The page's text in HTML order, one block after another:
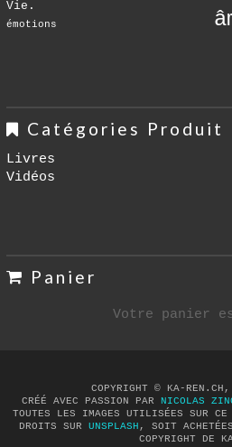
Vie.
émotions
Catégories Produit
Livres
Vidéos
Panier
Votre panier
COPYRIGHT © KA-
CRÉÉ AVEC PASSION PAR NICOLAS
TOUTES LES IMAGES UTILISÉES SUR
DROITS SUR UNSPLASH , SOIT
COPYRIGHT DE